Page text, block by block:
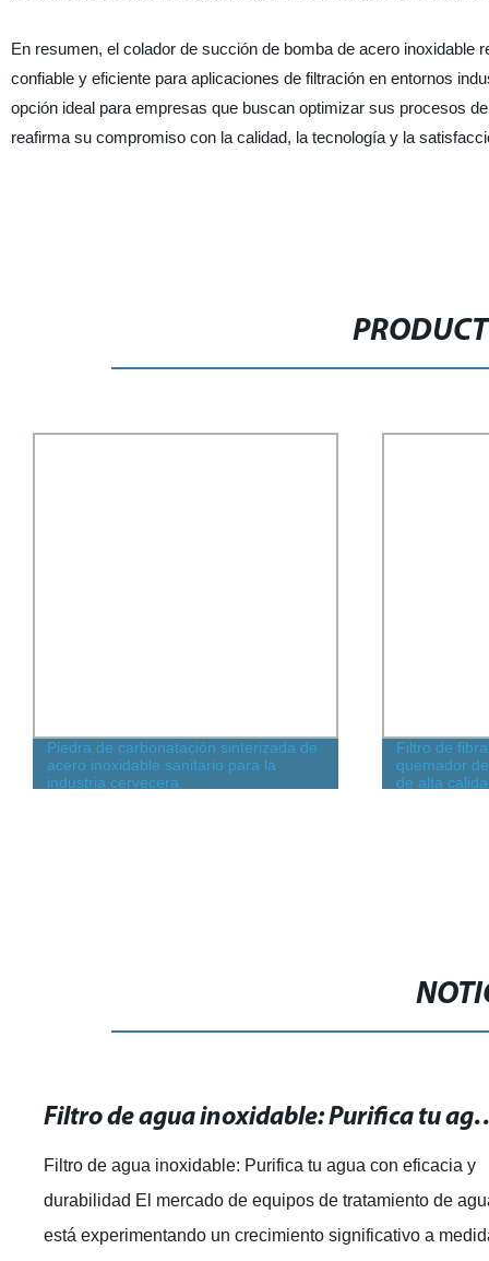
En resumen, el colador de succión de bomba de acero
confiable y eficiente para aplicaciones de filtración en entornos
opción ideal para empresas que buscan optimizar sus procesos
reafirma su compromiso con la calidad, la tecnología y la
Piedra de carbonatación sinterizada de
acero inoxidable sanitario para la
industria cervecera
Filtro de
quemador
de alta
Filtro de agua inoxidable:
Filtro de agua inoxidable: Purifica tu agua con eficacia y
durabilidad El mercado de equipos de tratamiento de
está experimentando un crecimiento significativo a